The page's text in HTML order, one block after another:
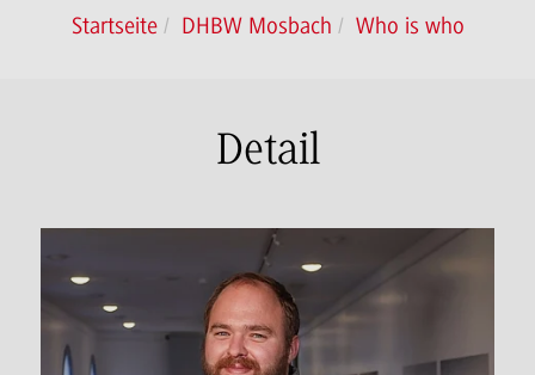
Startseite DHBW Mosbach Who is who
Detail